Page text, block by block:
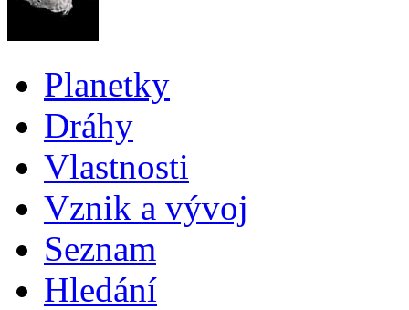
Planetky
Dráhy
Vlastnosti
Vznik a vývoj
Seznam
Hledání